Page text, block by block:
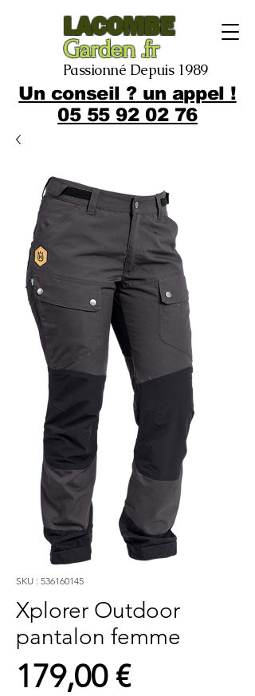
LACOMBE
Garden .fr
Passionné Depuis 1989
Un conseil ? un appel !
05 55 92 02 76
SKU : 536160145
Xplorer Outdoor
pantalon femme
179,00 €Prix